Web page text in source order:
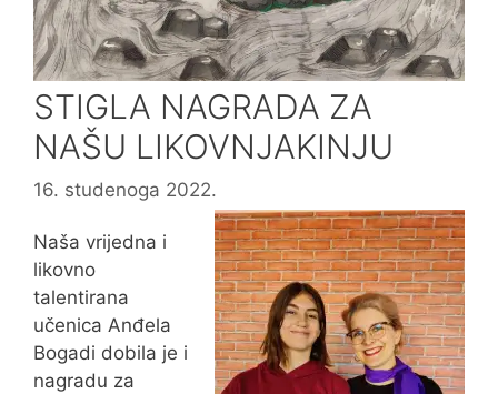
STIGLA NAGRADA ZA
NAŠU LIKOVNJAKINJU
16. studenoga 2022.
Naša vrijedna i
likovno
talentirana
učenica Anđela
Bogadi dobila je i
nagradu za